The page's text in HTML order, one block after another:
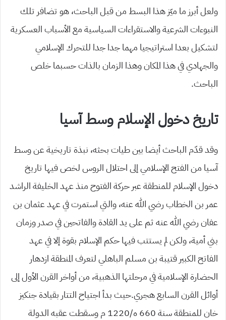
ولعل أبرز ما ميّز هذا البسط من قبل الباحث، هو تضافر تلك
النبوءات الشرعية والاستقراءات السياسية مع الأسباب العسكرية
لتشكيل بعدا استراتيجيا مهما جدا جدا للتحرك الإسلامي
والجهادي في هذا المكان وهذا الزمان بالذات حسبما خلص
الباحث.
تاريخ دخول الإسلام وسط آسيا
وقد قدّم الباحث أيضا بين طيات بحثه، نبذة تاريخية عن وسط
آسيا من الفتح الإسلامي إلى احتلال الروس لخص فيها تاريخ
دخول الإسلام للمنطقة عبر حركة الفتوح منذ عهد الخليفة الراشد
عمر بن الخطاب رضي الله عنه، والتي استمرت في عهد عثمان بن
عفان رضي الله عنه ثم على يد القادة والفاتحين في صدر وزمان
بني أمية، ولكن لم يستتب فيها حكم الإسلام بقوة إلا في عهد
الفاتح الكبير قتيبة بن مسلم الباهلي لتعرف المنطقة ازدهار
الحضارة الإسلامية في مرحلتها الذهبية، من أواخر القرن الأول إلى
أوائل القرن السابع هجري.حيث بدأ اجتياح التتار بقيادة جنكيز
خان للمنطقة سنة 660 ه/1220 م وسقطت عقبه الدولة